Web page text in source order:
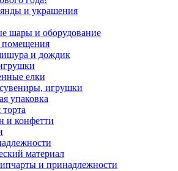
и украшения
шары и оборудование
помещения
и дождик
елки
игрушки
упаковка
и конфетти
материал
и принадлежности